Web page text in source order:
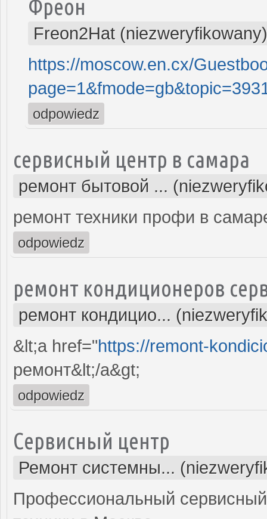
Фреон
Freon2Hat (niezweryfikowany)
https://moscow.en.cx/
odpowiedz
сервисный центр в самара
ремонт бытовой ...
ремонт техники профи в
odpowiedz
ремонт кондиционеров
ремонт кондицио...
&lt;a href="https://remont-
ремонт&lt;/a&gt;
odpowiedz
Сервисный центр
Ремонт системны...
Профессиональный